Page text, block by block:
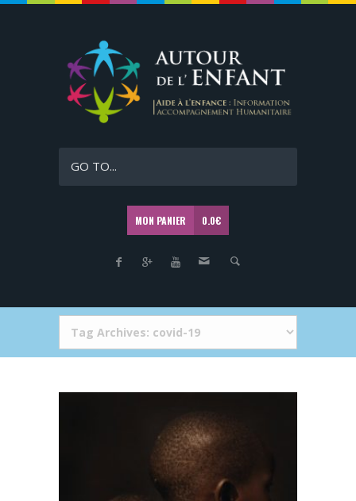
GO TO...
MON PANIER 0.0€